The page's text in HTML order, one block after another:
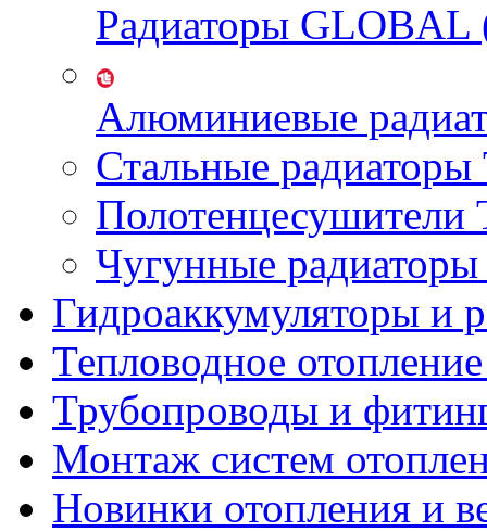
Радиаторы GLOBAL
Алюминиевые
Стальные
Чугунные
Гидроаккумуляторы и
Тепловодное
Трубопроводы и
Монтаж систем
Новинки отопления и